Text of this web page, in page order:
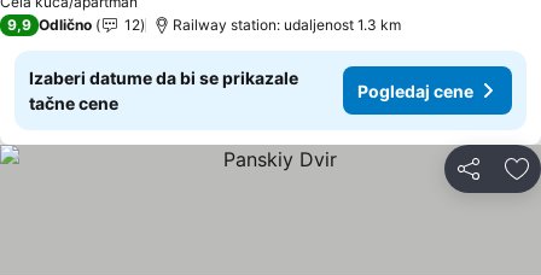
9,9 Odlično 12 Railway station: udaljenost 1.3 km
Izaberi datume da bi se prikazale
tačne cene
Pogledaj cene
Deli